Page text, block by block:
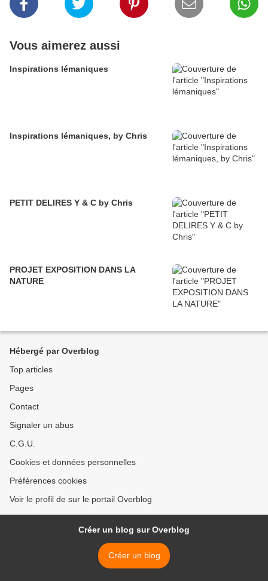
Vous aimerez aussi
Inspirations lémaniques
Inspirations lémaniques, by Chris
PETIT DELIRES Y & C by Chris
PROJET EXPOSITION DANS LA
NATURE
Hébergé par Overblog
Top articles
Pages
Contact
Signaler un abus
C.G.U.
Cookies et données personnelles
Préférences cookies
Voir le profil de sur le portail Overblog
Créer un blog sur Overblog
Créer un blog